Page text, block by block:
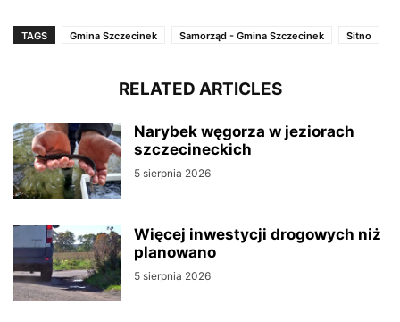
TAGS Gmina Szczecinek Samorząd - Gmina Szczecinek Sitno
RELATED ARTICLES
Narybek węgorza w jeziorach
szczecineckich
5 sierpnia 2026
Więcej inwestycji drogowych niż
planowano
5 sierpnia 2026